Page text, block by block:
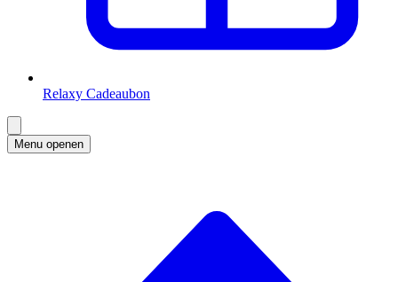
Relaxy Cadeaubon
Menu openen